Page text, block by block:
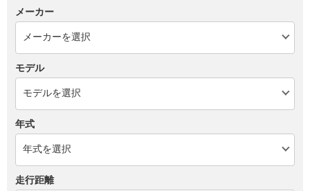
メーカー
モデル
年式
走行距離